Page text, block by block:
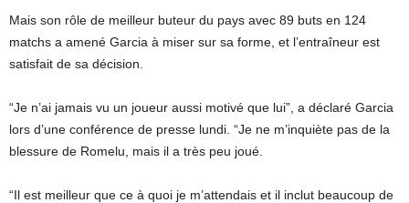
Mais son rôle de meilleur buteur du pays avec 89 buts en 124
matchs a amené Garcia à miser sur sa forme, et l’entraîneur est
satisfait de sa décision.
“Je n’ai jamais vu un joueur aussi motivé que lui”, a déclaré Garcia
lors d’une conférence de presse lundi. “Je ne m’inquiète pas de la
blessure de Romelu, mais il a très peu joué.
“Il est meilleur que ce à quoi je m’attendais et il inclut beaucoup de